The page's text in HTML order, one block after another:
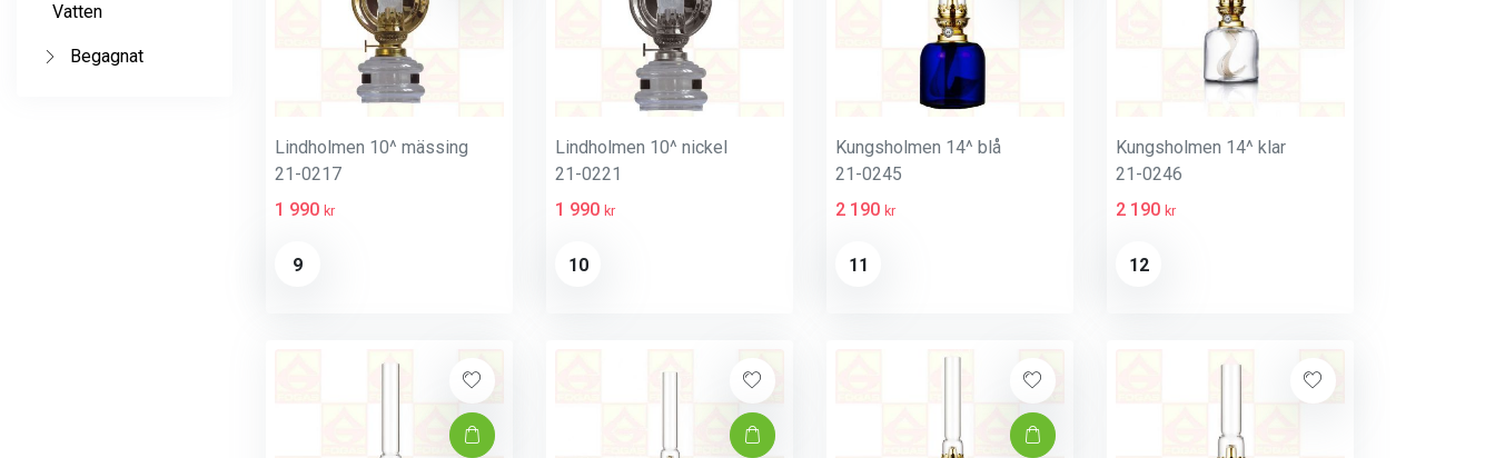
Vatten
Begagnat
Lindholmen 10^ mässing
21-0217
1 990 kr
9
Lindholmen 10^ nickel
21-0221
1 990 kr
10
Kungsholmen 14^ blå
21-0245
2 190 kr
11
Kungsholmen 14^ klar
21-0246
2 190 kr
12